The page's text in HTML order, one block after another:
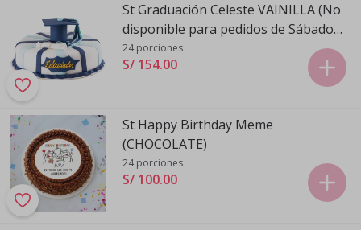
St Graduación Celeste VAINILLA (No
disponible para pedidos de Sábado
para Domingo)
24 porciones
S/ 154.00
St Happy Birthday Meme
(CHOCOLATE)
24 porciones
S/ 100.00